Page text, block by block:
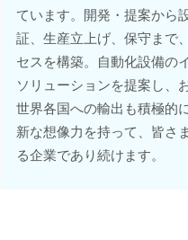
ています。開発・提案から
証、生産立上げ、保守まで
セスを構築。自動化設備の
ソリューションを提案し、
世界各国への輸出も積極的
新な想像力を持って、皆さ
る企業であり続けます。